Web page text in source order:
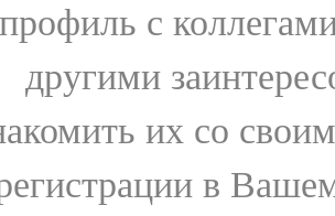
профиль с
другими
их со
в